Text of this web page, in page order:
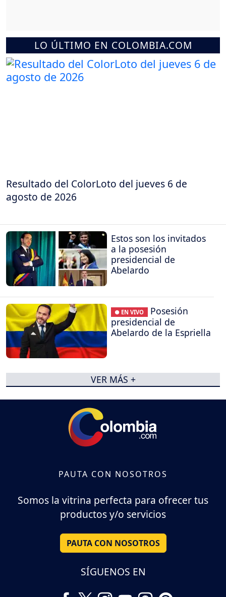
LO ÚLTIMO EN COLOMBIA.COM
Resultado del ColorLoto del jueves 6 de
agosto de 2026
Estos son los invitados
a la posesión
presidencial de
Abelardo
● EN VIVO
Posesión
presidencial de
Abelardo de la Espriella
VER MÁS +
PAUTA CON NOSOTROS
Somos la vitrina perfecta para ofrecer tus
productos y/o servicios
PAUTA CON NOSOTROS
SÍGUENOS EN